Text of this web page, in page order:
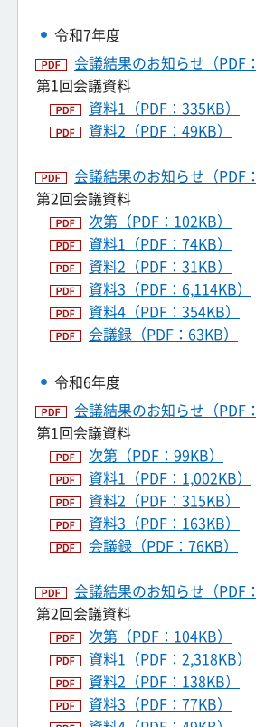
令和7年度
会議結果のお知らせ（PDF
第1回会議資料
資料1（PDF：335KB）
資料2（PDF：49KB）
会議結果のお知らせ（PDF
第2回会議資料
次第（PDF：102KB）
資料1（PDF：74KB）
資料2（PDF：31KB）
資料3（PDF：6,114KB）
資料4（PDF：354KB）
会議録（PDF：63KB）
令和6年度
会議結果のお知らせ（PDF
第1回会議資料
次第（PDF：99KB）
資料1（PDF：1,002KB）
資料2（PDF：315KB）
資料3（PDF：163KB）
会議録（PDF：76KB）
会議結果のお知らせ（PDF
第2回会議資料
次第（PDF：104KB）
資料1（PDF：2,318KB）
資料2（PDF：138KB）
資料3（PDF：77KB）